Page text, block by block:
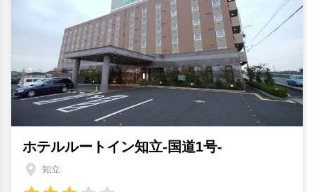
ホテルルートイン知立-国道1号-
知立